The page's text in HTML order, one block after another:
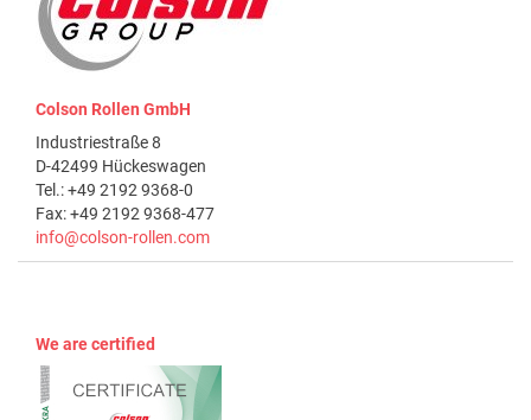
Colson Rollen GmbH
Industriestraße 8
D-42499 Hückeswagen
Tel.: +49 2192 9368-0
Fax: +49 2192 9368-477
info@colson-rollen.com
We are certified